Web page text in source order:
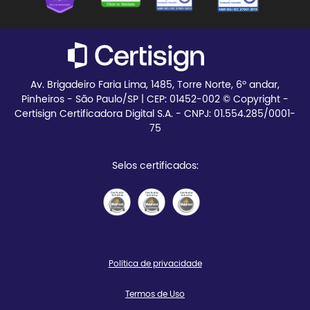
Av. Brigadeiro Faria Lima, 1485, Torre Norte, 6º andar,
Pinheiros - São Paulo/SP | CEP: 01452-002 © Copyright -
Certisign Certificadora Digital S.A. - CNPJ: 01.554.285/0001-
75
Selos certificados:
Política de privacidade
Termos de Uso